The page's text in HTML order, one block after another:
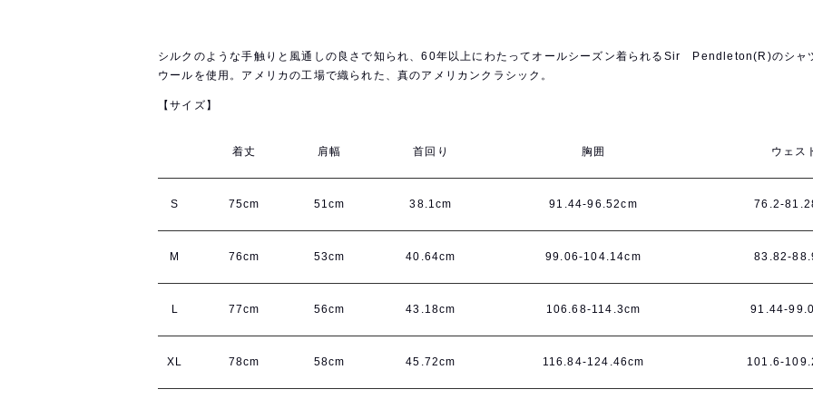
シルクのような手触りと風通しの良さで知られ、60年以上にわたってオールシーズン着られるSir Pendleton(R)のシ
ウールを使用。アメリカの工場で織られた、真のアメリカンクラシック。
【サイズ】
着丈 肩幅 首回り 胸囲 ウェス
S 75cm 51cm 38.1cm 91.44-96.52cm 76.2-
M 76cm 53cm 40.64cm 99.06-104.14cm 83.82-
L 77cm 56cm 43.18cm 106.68-114.3cm 91.44-
XL 78cm 58cm 45.72cm 116.84-124.46cm 101.6-